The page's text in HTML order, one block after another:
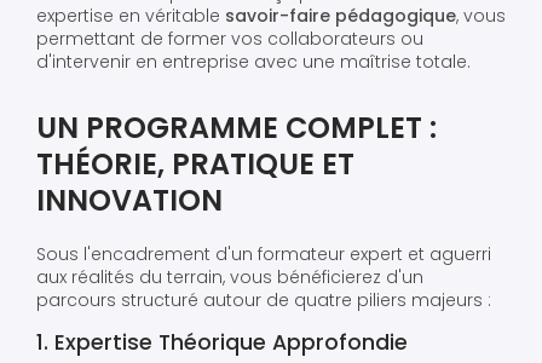
expertise en véritable savoir-faire pédagogique, vous
permettant de former vos collaborateurs ou
d'intervenir en entreprise avec une maîtrise totale.
UN PROGRAMME COMPLET :
THÉORIE, PRATIQUE ET
INNOVATION
Sous l'encadrement d'un formateur expert et aguerri
aux réalités du terrain, vous bénéficierez d'un
parcours structuré autour de quatre piliers majeurs :
1. Expertise Théorique Approfondie